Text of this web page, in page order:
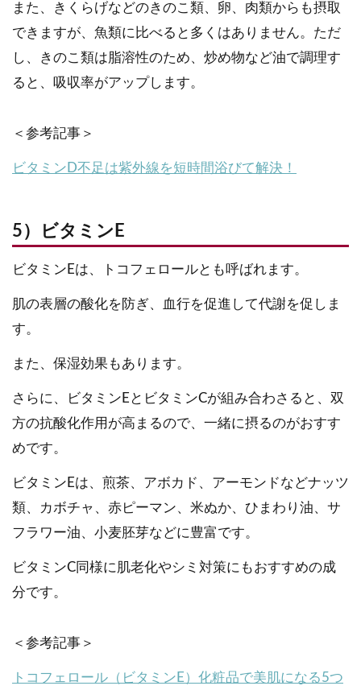
また、きくらげなどのきのこ類、卵、肉類からも摂取
できますが、魚類に比べると多くはありません。ただ
し、きのこ類は脂溶性のため、炒め物など油で調理す
ると、吸収率がアップします。
＜参考記事＞
ビタミンD不足は紫外線を短時間浴びて解決！
5）ビタミンE
ビタミンEは、トコフェロールとも呼ばれます。
肌の表層の酸化を防ぎ、血行を促進して代謝を促しま
す。
また、保湿効果もあります。
さらに、ビタミンEとビタミンCが組み合わさると、双
方の抗酸化作用が高まるので、一緒に摂るのがおすす
めです。
ビタミンEは、煎茶、アボカド、アーモンドなどナッツ
類、カボチャ、赤ピーマン、米ぬか、ひまわり油、サ
フラワー油、小麦胚芽などに豊富です。
ビタミンC同様に肌老化やシミ対策にもおすすめの成
分です。
＜参考記事＞
トコフェロール（ビタミンE）化粧品で美肌になる5つ